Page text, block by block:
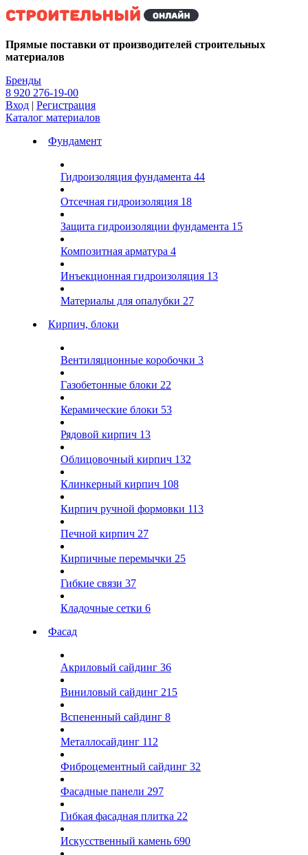
Kg
Прямые поставки от производителей строительных
материалов
Бренды
8 920 276-19-00
Вход | Регистрация
Каталог материалов
Фундамент
Гидроизоляция фундамента 44
Отсечная гидроизоляция 18
Защита гидроизоляции фундамента 15
Композитная арматура 4
Инъекционная гидроизоляция 13
Материалы для опалубки 27
Кирпич, блоки
Вентиляционные коробочки 3
Газобетонные блоки 22
Керамические блоки 53
Рядовой кирпич 13
Облицовочный кирпич 132
Клинкерный кирпич 108
Кирпич ручной формовки 113
Печной кирпич 27
Кирпичные перемычки 25
Гибкие связи 37
Кладочные сетки 6
Фасад
Акриловый сайдинг 36
Виниловый сайдинг 215
Вспененный сайдинг 8
Металлосайдинг 112
Фиброцементный сайдинг 32
Фасадные панели 297
Гибкая фасадная плитка 22
Искусственный камень 690